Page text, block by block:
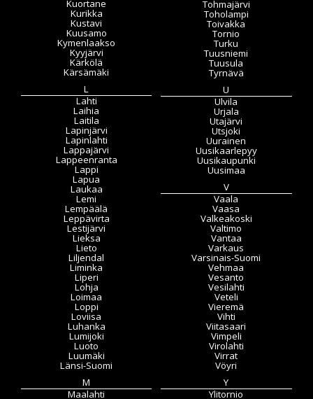
Kuortane
Kurikka
Kustavi
Kuusamo
Kymenlaakso
Kyyjärvi
Kärkölä
Kärsämäki
L
Lahti
Laihia
Laitila
Lapinjärvi
Lapinlahti
Lappajärvi
Lappeenranta
Lappi
Lapua
Laukaa
Lemi
Lempäälä
Leppävirta
Lestijärvi
Lieksa
Lieto
Liljendal
Liminka
Liperi
Lohja
Loimaa
Loppi
Loviisa
Luhanka
Lumijoki
Luoto
Luumäki
Länsi-Suomi
M
Maalahti
Tohmajärvi
Toholampi
Toivakka
Tornio
Turku
Tuusniemi
Tuusula
Tyrnävä
U
Ulvila
Urjala
Utajärvi
Utsjoki
Uurainen
Uusikaarlepyy
Uusikaupunki
Uusimaa
V
Vaala
Vaasa
Valkeakoski
Valtimo
Vantaa
Varkaus
Varsinais-Suomi
Vehmaa
Vesanto
Vesilahti
Veteli
Vieremä
Vihti
Viitasaari
Vimpeli
Virolahti
Virrat
Vöyri
Y
Ylitornio